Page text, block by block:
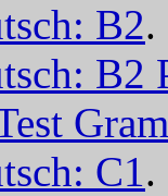
B2.
B2
C1.